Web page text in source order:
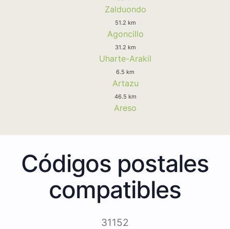
Zalduondo
51.2 km
Agoncillo
31.2 km
Uharte-Arakil
6.5 km
Artazu
46.5 km
Areso
Códigos postales
compatibles
31152